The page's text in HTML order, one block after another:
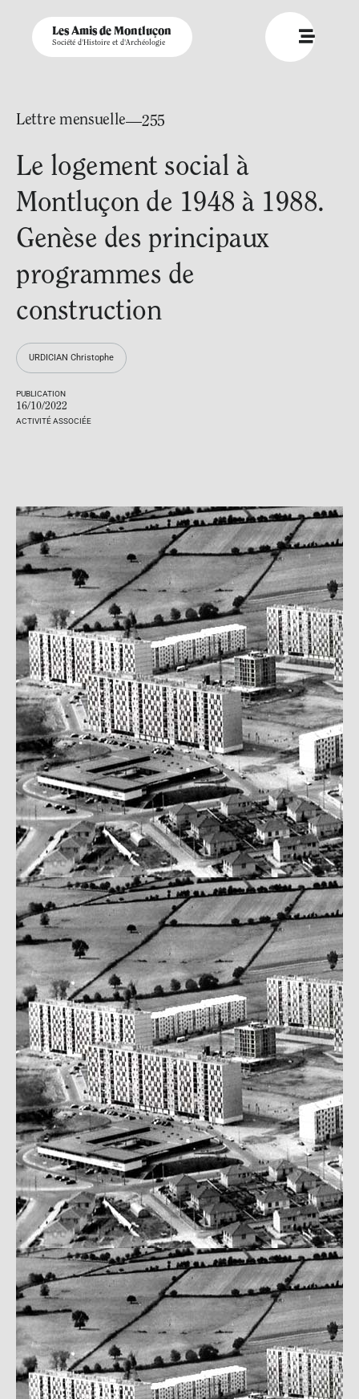
Les Amis de Montluçon
Société d'Histoire et d'Archéologie
Lettre mensuelle—255
Le logement social à
Montluçon de 1948 à 1988.
Genèse des principaux
programmes de
construction
PUBLICATION
16/10/2022
ACTIVITÉ ASSOCIÉE
URDICIAN Christophe